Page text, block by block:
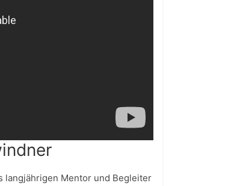
langjährigen Mentor und Begleiter